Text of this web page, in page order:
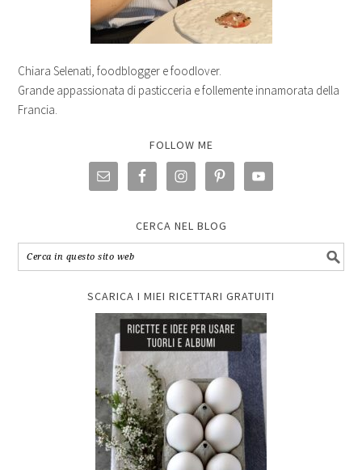
Chiara Selenati, foodblogger e foodlover.
Grande appassionata di pasticceria e follemente innamorata della
Francia.
FOLLOW ME
CERCA NEL BLOG
SCARICA I MIEI RICETTARI GRATUITI